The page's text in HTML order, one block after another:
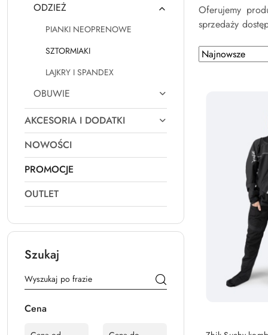
ODZIEŻ
PIANKI NEOPRENOWE
SZTORMIAKI
LAJKRY I SPANDEX
OBUWIE
AKCESORIA I DODATKI
NOWOŚCI
PROMOCJE
OUTLET
Szukaj
Cena
Oferujemy
sprzedaży
Zastosowano
sortowanie:
Sortuj
według